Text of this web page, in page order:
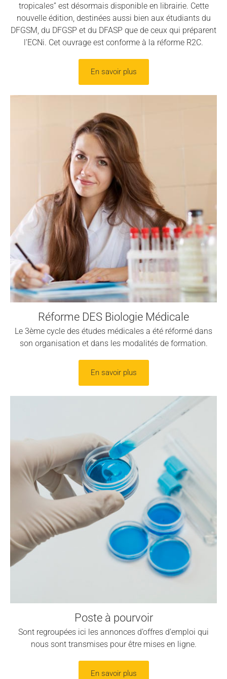
tropicales” est désormais disponible en librairie. Cette
nouvelle édition, destinées aussi bien aux étudiants du
DFGSM, du DFGSP et du DFASP que de ceux qui préparent
l'ECNi. Cet ouvrage est conforme à la réforme R2C.
En savoir plus
Réforme DES Biologie Médicale
Le 3ème cycle des études médicales a été réformé dans
son organisation et dans les modalités de formation.
En savoir plus
Poste à pourvoir
Sont regroupées ici les annonces d’offres d’emploi qui
nous sont transmises pour être mises en ligne.
En savoir plus